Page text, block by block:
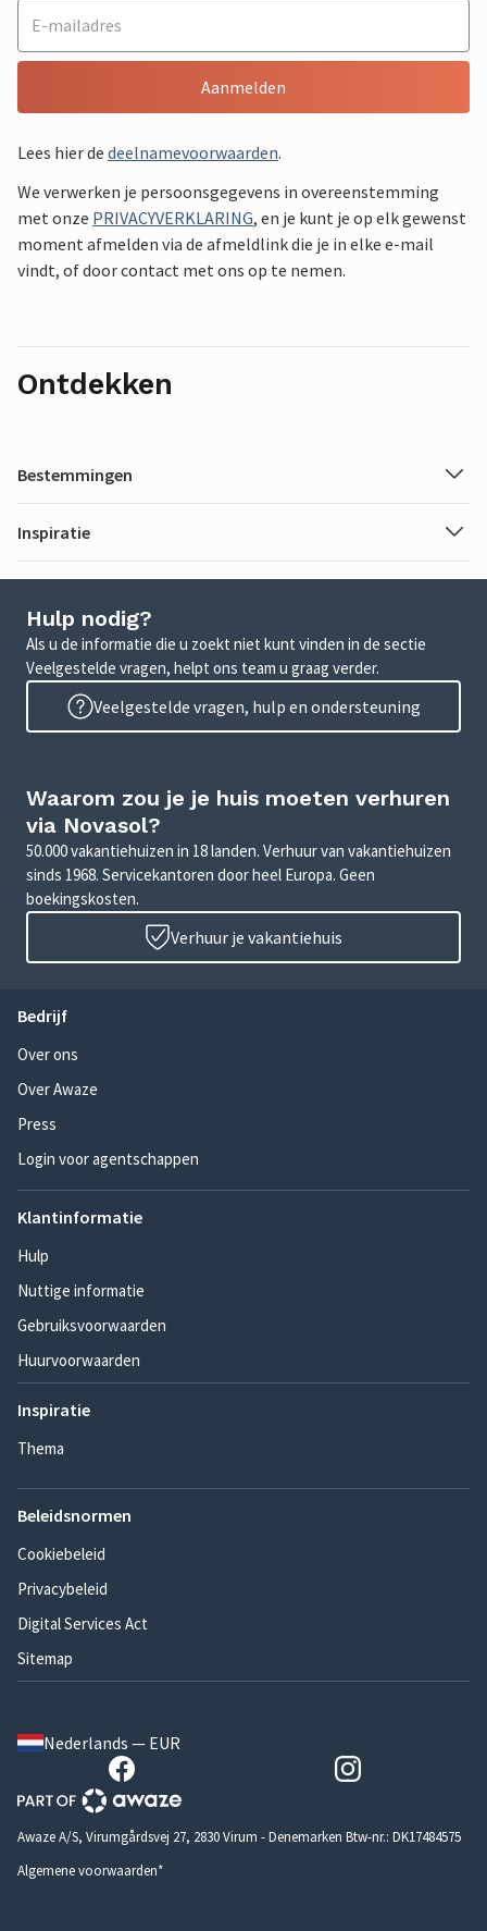
Aanmelden
Lees hier de deelnamevoorwaarden.
We verwerken je persoonsgegevens in overeenstemming
met onze PRIVACYVERKLARING, en je kunt je op elk gewenst
moment afmelden via de afmeldlink die je in elke e-mail
vindt, of door contact met ons op te nemen.
Ontdekken
Bestemmingen
Inspiratie
Hulp nodig?
Als u de informatie die u zoekt niet kunt vinden in de sectie
Veelgestelde vragen, helpt ons team u graag verder.
Veelgestelde vragen, hulp en ondersteuning
Waarom zou je je huis moeten verhuren
via Novasol?
50.000 vakantiehuizen in 18 landen. Verhuur van vakantiehuizen
sinds 1968. Servicekantoren door heel Europa. Geen
boekingskosten.
Verhuur je vakantiehuis
Bedrijf
Over ons
Over Awaze
Press
Login voor agentschappen
Klantinformatie
Hulp
Nuttige informatie
Gebruiksvoorwaarden
Huurvoorwaarden
Inspiratie
Thema
Beleidsnormen
Cookiebeleid
Privacybeleid
Digital Services Act
Sitemap
Nederlands — EUR
Awaze A/S, Virumgårdsvej 27, 2830 Virum - Denemarken Btw-nr.: DK17484575
Algemene voorwaarden*